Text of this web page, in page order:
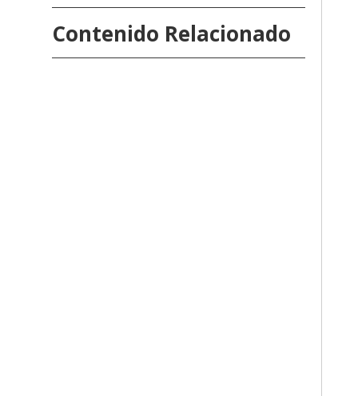
Contenido Relacionado